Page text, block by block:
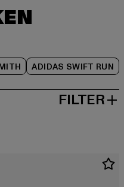
ADIDAS SWIFT RUN
FILTER